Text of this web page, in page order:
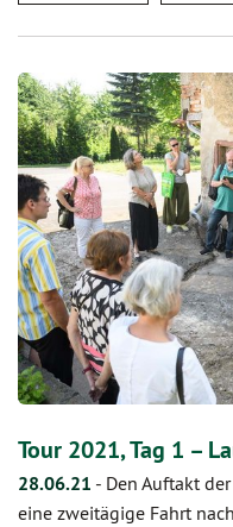
Tour 2021, Tag 1 –
28.06.21 - Den Auftakt
eine zweitägige Fahrt